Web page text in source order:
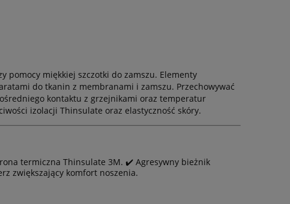
pomocy miękkiej szczotki do zamszu. Elementy
do tkanin z membranami i zamszu. Przechowywać
kontaktu z grzejnikami oraz temperatur
izolacji Thinsulate oraz elastyczność skóry.
termiczna Thinsulate 3M. ✔️ Agresywny bieżnik
zwiększający komfort noszenia.